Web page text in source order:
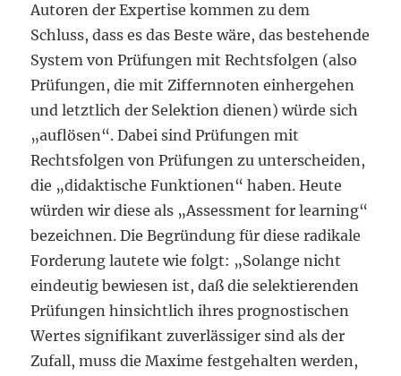
Autoren der Expertise kommen zu dem
Schluss, dass es das Beste wäre, das bestehende
System von Prüfungen mit Rechtsfolgen (also
Prüfungen, die mit Ziffernnoten einhergehen
und letztlich der Selektion dienen) würde sich
„auflösen“. Dabei sind Prüfungen mit
Rechtsfolgen von Prüfungen zu unterscheiden,
die „didaktische Funktionen“ haben. Heute
würden wir diese als „Assessment for learning“
bezeichnen. Die Begründung für diese radikale
Forderung lautete wie folgt: „Solange nicht
eindeutig bewiesen ist, daß die selektierenden
Prüfungen hinsichtlich ihres prognostischen
Wertes signifikant zuverlässiger sind als der
Zufall, muss die Maxime festgehalten werden,